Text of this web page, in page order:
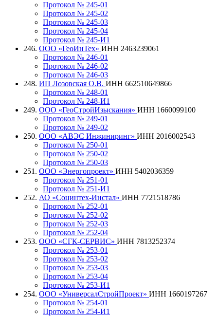
Протокол № 245-01
Протокол № 245-02
Протокол № 245-03
Протокол № 245-04
Протокол № 245-И1
246. ООО «ГеоИнТех» ИНН 2463239061
Протокол № 246-01
Протокол № 246-02
Протокол № 246-03
248. ИП Лозовская О.В. ИНН 662510649866
Протокол № 248-01
Протокол № 248-И1
249. ООО «ГеоСтройИзыскания» ИНН 1660099100
Протокол № 249-01
Протокол № 249-02
250. ООО «АВЭС Инжиниринг» ИНН 2016002543
Протокол № 250-01
Протокол № 250-02
Протокол № 250-03
251. ООО «Энергопроект» ИНН 5402036359
Протокол № 251-01
Протокол № 251-И1
252. АО «Социнтех-Инстал» ИНН 7721518786
Протокол № 252-01
Протокол № 252-02
Протокол № 252-03
Протокол № 252-04
253. ООО «СГК-СЕРВИС» ИНН 7813252374
Протокол № 253-01
Протокол № 253-02
Протокол № 253-03
Протокол № 253-04
Протокол № 253-И1
254. ООО «УниверсалСтройПроект» ИНН 1660197267
Протокол № 254-01
Протокол № 254-И1